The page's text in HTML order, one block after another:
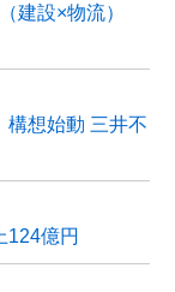
建設×物流）
構想始動 三井不
124億円